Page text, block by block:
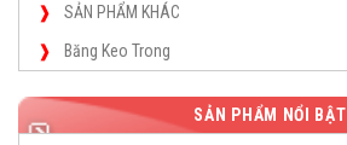
SẢN PHẨM KHÁC
Băng Keo Trong
SẢN PHẨM NỔI BẬT